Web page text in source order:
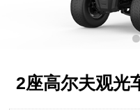
2座高尔夫观光